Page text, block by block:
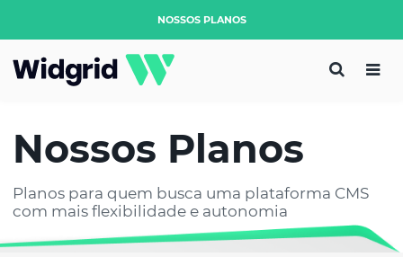
NOSSOS PLANOS
Nossos Planos
Planos para quem busca uma plataforma CMS
com mais flexibilidade e autonomia